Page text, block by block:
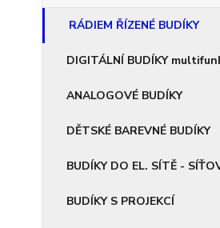
RÁDIEM ŘÍZENÉ BUDÍKY
DIGITÁLNÍ BUDÍKY
ANALOGOVÉ BUDÍKY
DĚTSKÉ BAREVNÉ BUDÍKY
BUDÍKY DO EL. SÍTĚ -
BUDÍKY S PROJEKCÍ